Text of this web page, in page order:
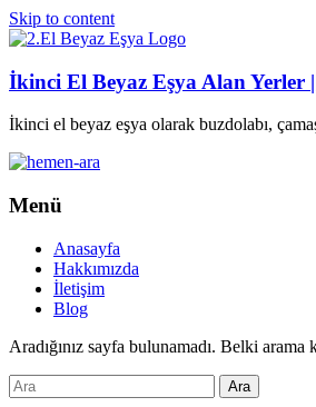
Skip to content
İkinci El Beyaz Eşya Alan Yerler
İkinci el beyaz eşya olarak buzdolabı,
Menü
Anasayfa
Hakkımızda
İletişim
Blog
Aradığınız sayfa bulunamadı. Belki arama